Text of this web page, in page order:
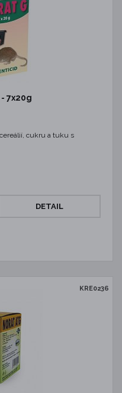
7x20g
cukru a tuku s
DETAIL
KRE0236